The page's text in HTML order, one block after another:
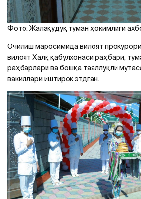
Фото: Жалақудуқ туман ҳокимлиги
Очилиш маросимида вилоят
вилоят Халқ қабулхонаси раҳбари,
раҳбарлари ва бошқа тааллуқли
вакиллари иштирок этдган.